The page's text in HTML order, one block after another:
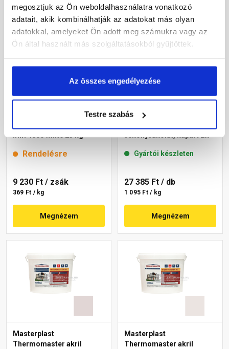
megosztjuk az Ön weboldalhasználatra vonatkozó
adatait, akik kombinálhatják az adatokat más olyan
adatokkal, amelyeket Ön adott meg számukra vagy az
Ön által használt más szolgáltatásokból gyűjtöttek.
Az összes engedélyezése
Testre szabás
Cemix 2774 Edelputz Extra
mm 4000 white 25 kg
Rendelésre
9 230 Ft / zsák
369 Ft / kg
Megnézem
Masterplast
vékonyvakolat, kapart 2
Gyártói készleten
27 385 Ft / db
1 095 Ft / kg
Megnézem
Masterplast
Thermomaster akril
Masterplast
Thermomaster akril